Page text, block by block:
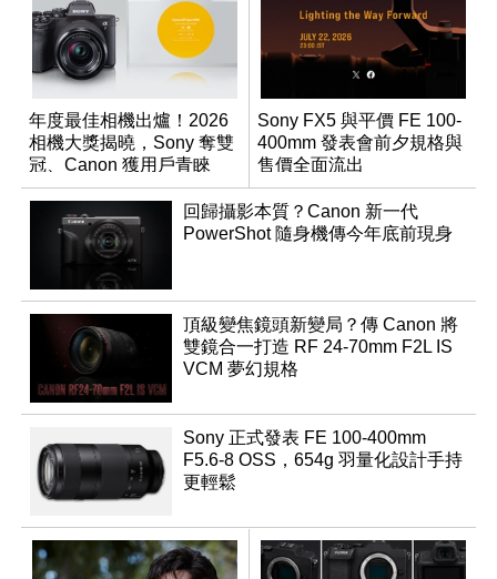
年度最佳相機出爐！2026
相機大獎揭曉，Sony 奪雙
冠、Canon 獲用戶青睞
Sony FX5 與平價 FE 100-
400mm 發表會前夕規格與
售價全面流出
回歸攝影本質？Canon 新一代
PowerShot 隨身機傳今年底前現身
頂級變焦鏡頭新變局？傳 Canon 將
雙鏡合一打造 RF 24-70mm F2L IS
VCM 夢幻規格
Sony 正式發表 FE 100-400mm
F5.6-8 OSS，654g 羽量化設計手持
更輕鬆